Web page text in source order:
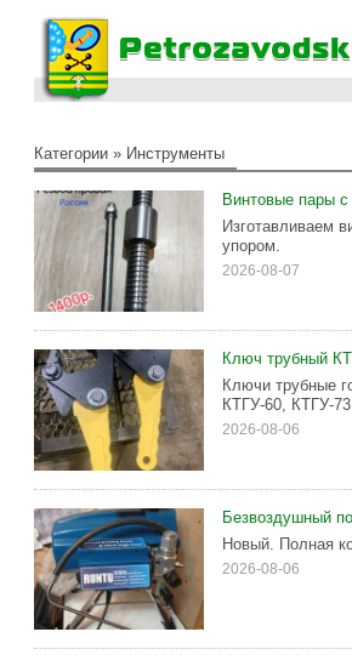
Категории » Инструменты
Винтовые пары
Изготавливаем
упором.
2026-08-07
Ключ трубный
Ключи трубные
КТГУ-60, КТГУ-
2026-08-06
Безвоздушный
Новый. Полная
2026-08-06